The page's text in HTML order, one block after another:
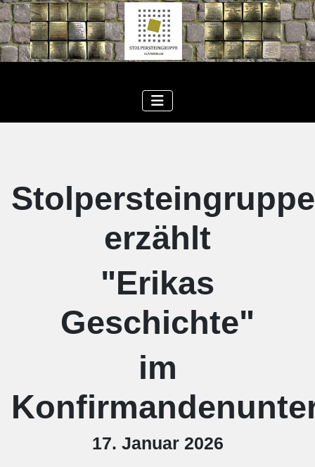
Stolpersteingruppe
erzählt
"Erikas
Geschichte"
im
17. Januar 2026